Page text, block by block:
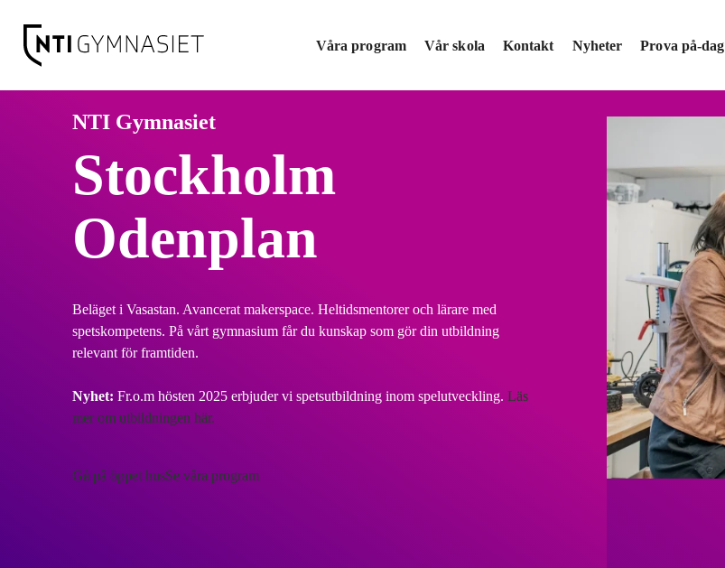
Våra program
Vår skola Kontakt Nyheter Prova på-dag
NTI Gymnasiet
Stockholm
Odenplan
Beläget i Vasastan. Avancerat makerspace. Heltidsmentorer och lärare med
spetskompetens. På vårt gymnasium får du kunskap som gör din utbildning
relevant för framtiden.
Nyhet: Fr.o.m hösten 2025 erbjuder vi spetsutbildning inom spelutveckling. Läs
mer om utbildningen här.
Gå på öppet husSe våra program